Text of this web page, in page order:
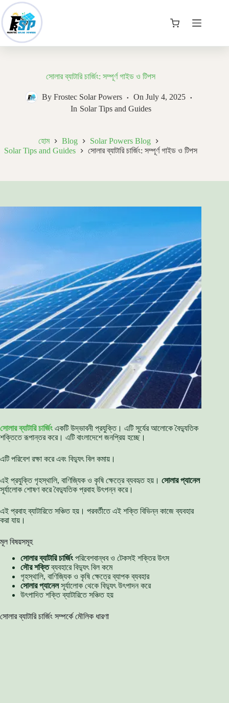
Skip
to
content
কার্ট
সোলার ব্যাটারি চার্জিং: সম্পূর্ণ গাইড ও টিপস
By Frostec Solar Powers On July 4, 2025
In Solar Tips and Guides
হোম Blog
Solar Powers Blog
Solar Tips and Guides
সোলার ব্যাটারি চার্জিং: সম্পূর্ণ গাইড ও টিপস
সোলার ব্যাটারি চার্জিং একটি উদ্ভাবনী প্রযুক্তি। এটি সূর্যের আলোকে বৈদ্যুতিক
শক্তিতে রূপান্তর করে। এটি বাংলাদেশে জনপ্রিয় হচ্ছে।
এটি পরিবেশ রক্ষা করে এবং বিদ্যুৎ বিল কমায়।
এই প্রযুক্তি গৃহস্থালি, বাণিজ্যিক ও কৃষি ক্ষেত্রে ব্যবহৃত হয়। সোলার প্যানেল
সূর্যালোক শোষণ করে বৈদ্যুতিক প্রবাহ উৎপন্ন করে।
এই প্রবাহ ব্যাটারিতে সঞ্চিত হয়। পরবর্তীতে এই শক্তি বিভিন্ন কাজে ব্যবহার
করা যায়।
মূল বিষয়সমূহ
সোলার ব্যাটারি চার্জিংপরিবেশবান্ধব ও টেকসই শক্তির উৎস
সৌর শক্তিব্যবহারে বিদ্যুৎ বিল কমে
গৃহস্থালি, বাণিজ্যিক ও কৃষি ক্ষেত্রে ব্যাপক ব্যবহার
সোলার প্যানেলসূর্যালোক থেকে বিদ্যুৎ উৎপাদন করে
উৎপাদিত শক্তি ব্যাটারিতে সঞ্চিত হয়
সোলার ব্যাটারি চার্জিং সম্পর্কে মৌলিক ধারণা